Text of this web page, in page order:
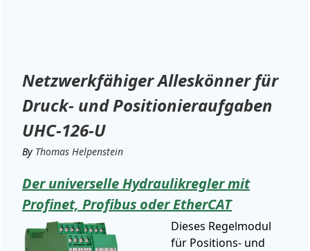
Netzwerkfähiger Alleskönner für
Druck- und Positionieraufgaben
UHC-126-U
By Thomas Helpenstein
Der universelle Hydraulikregler mit
Profinet, Profibus oder EtherCAT
Dieses Regelmodul
für Positions- und